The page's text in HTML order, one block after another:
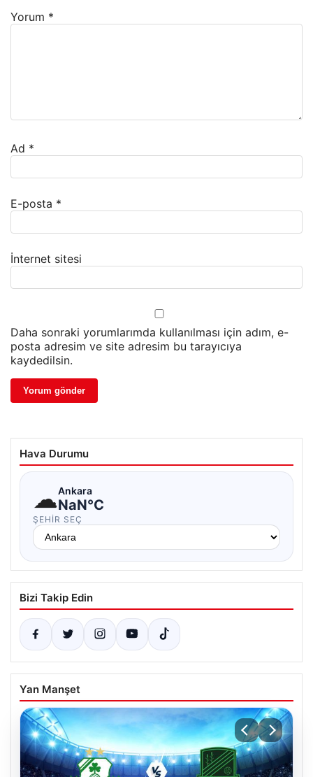
Yorum *
Ad *
E-posta *
İnternet sitesi
Daha sonraki yorumlarımda kullanılması için adım, e-
posta adresim ve site adresim bu tarayıcıya
kaydedilsin.
Hava Durumu
☁Ankara
NaN°C
ŞEHIR SEÇ
Bizi Takip Edin
Yan Manşet